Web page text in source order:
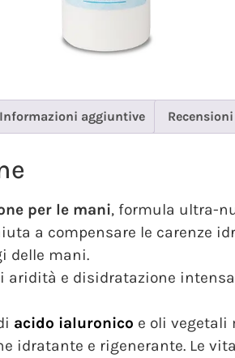
Informazioni aggiuntive
per le mani, formula ultra-
a compensare le carenze
delle mani.
aridità e disidratazione
acido ialuronico e oli vegetali
idratante e rigenerante. Le